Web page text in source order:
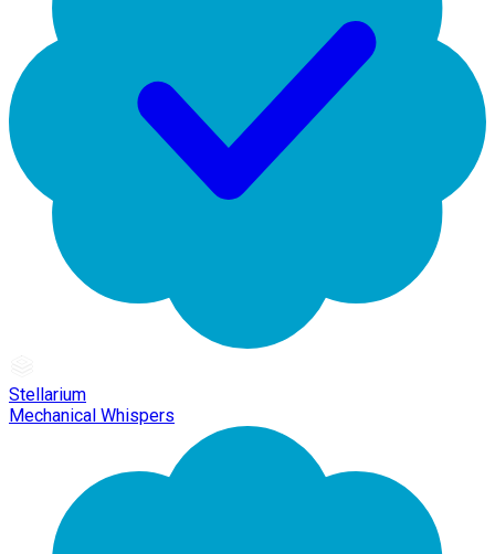
Stellarium
Mechanical Whispers